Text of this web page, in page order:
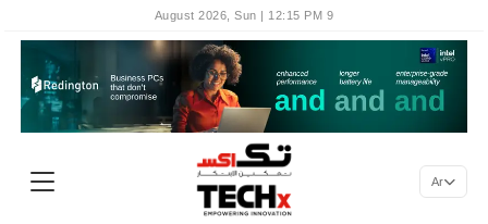
9 August 2026, Sun | 12:15 PM
Ar